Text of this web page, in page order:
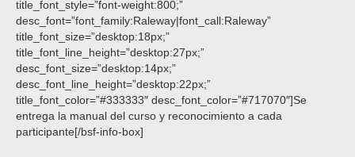
title_font_style=”font-weight:800;”
desc_font=”font_family:Raleway|font_call:Raleway”
title_font_size=”desktop:18px;”
title_font_line_height=”desktop:27px;”
desc_font_size=”desktop:14px;”
desc_font_line_height=”desktop:22px;”
title_font_color=”#333333″ desc_font_color=”#717070″]Se
entrega la manual del curso y reconocimiento a cada
participante[/bsf-info-box]